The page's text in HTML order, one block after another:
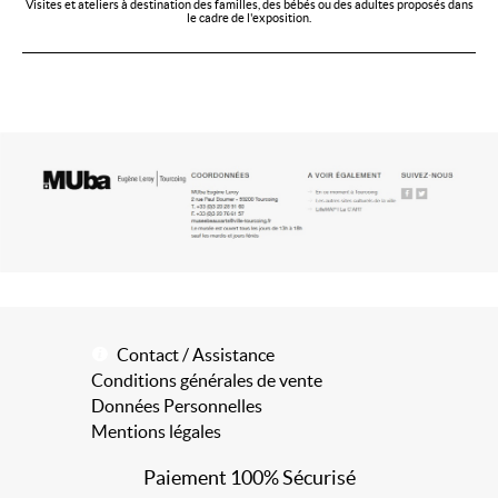
Visites et ateliers à destination des familles, des bébés ou des adultes proposés dans
le cadre de l'exposition.
Contact / Assistance
Conditions générales de vente
Données Personnelles
Mentions légales
Paiement 100% Sécurisé